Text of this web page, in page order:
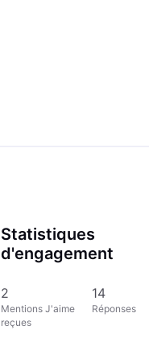
Statistiques
d'engagement
2
Mentions J'aime
reçues
14
Réponses